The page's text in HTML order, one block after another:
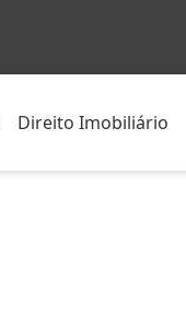
Direito Imobiliário